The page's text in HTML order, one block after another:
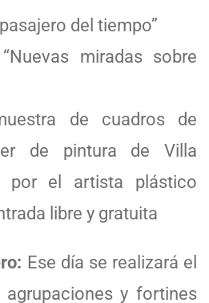
del tiempo”
miradas sobre
de cuadros de
de pintura de Villa
por el artista plástico
libre y gratuita
Ese día se realizará el
agrupaciones y fortines